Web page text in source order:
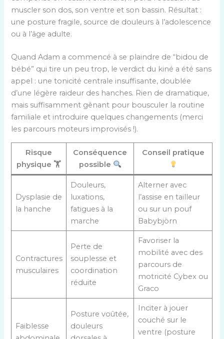
muscler son dos, son ventre et son bassin. Résultat :
une posture fragile, source de douleurs à l’adolescence
ou à l’âge adulte.
Quand Adam a commencé à se plaindre de “bidou de
bébé” qui tire un peu trop, le verdict du kiné a été sans
appel : une tonicité centrale insuffisante, doublée
d’une légère raideur des hanches. Rien de dramatique,
mais suffisamment gênant pour bousculer la routine
familiale et introduire quelques changements (merci
les parcours moteurs improvisés !).
Risque
physique 🏋️
Conséquence
possible
Conseil pratique
Dysplasie de
la hanche
Douleurs,
luxations,
fatigues à la
marche
Alterner avec
l’assise en tailleur
ou sur un pouf
Babybjörn
Contractures
musculaires
Perte de
souplesse et
coordination
réduite
Favoriser la
mobilité avec des
parcours de
motricité Cybex ou
Graco
Faiblesse
Posture voûtée,
douleurs
Inciter à jouer
couché sur le
ventre (posture